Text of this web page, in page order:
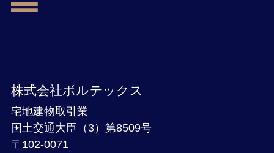
株式会社ボルテックス
宅地建物取引業
国土交通大臣（3）第8509号
〒102-0071